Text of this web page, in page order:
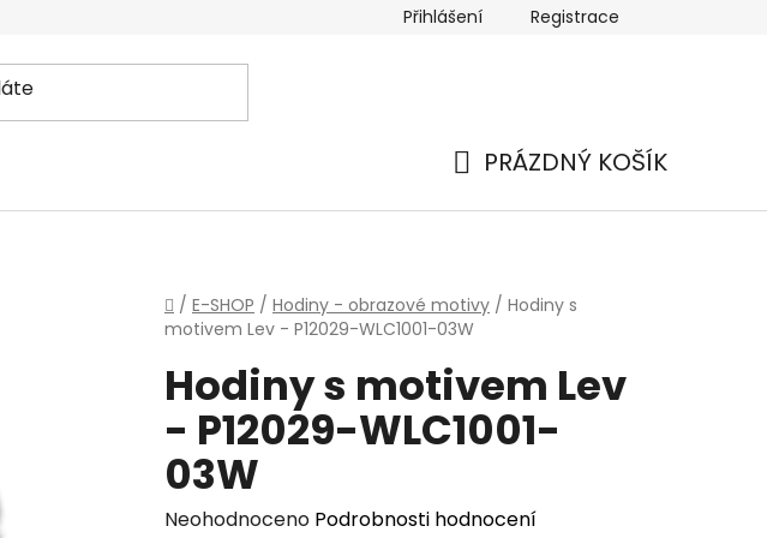
Přihlášení Registrace
PRÁZDNÝ KOŠÍK
Domů
/ E-SHOP / Hodiny - obrazové motivy / Hodiny s
motivem Lev - P12029-WLC1001-03W
Hodiny s motivem Lev
- P12029-WLC1001-
03W
Průměrné
Neohodnoceno Podrobnosti hodnocení